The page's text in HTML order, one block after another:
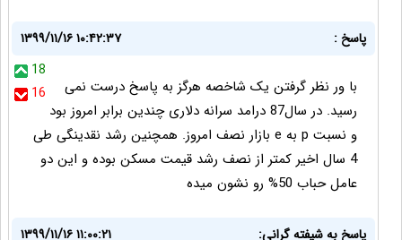
پاسخ :
۱۳۹۹/۱۱/۱۶ ۱۰:۴۲:۳۷
18
16
با ور نظر گرفتن یک شاخصه هرگز به پاسخ درست نمی
رسید. در سال87 درامد سرانه دلاری چندین برابر امروز بود
و نسبت p به e بازار نصف امروز. همچنین رشد نقدینگی طی
4 سال اخیر کمتر از نصف رشد قیمت مسکن بوده و این دو
عامل حباب 50% رو نشون میده
پاسخ به شیفته گرانی:
۱۳۹۹/۱۱/۱۶ ۱۱:۰۰:۲۱